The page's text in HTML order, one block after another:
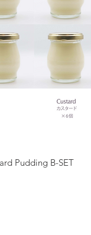
クイックビュー
Pudding B-SET